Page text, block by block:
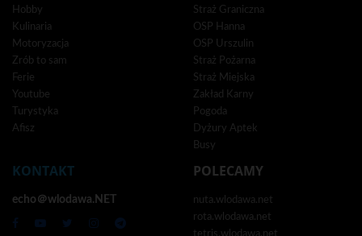
Hobby
Kulinaria
Motoryzacja
Zrób to sam
Ferie
Youtube
Turystyka
Afisz
Straż Graniczna
OSP Hanna
OSP Urszulin
Straż Pożarna
Straż Miejska
Zakład Karny
Pogoda
Dyżury Aptek
Busy
KONTAKT
echo＠wlodawa.NET
POLECAMY
nuta.wlodawa.net
rota.wlodawa.net